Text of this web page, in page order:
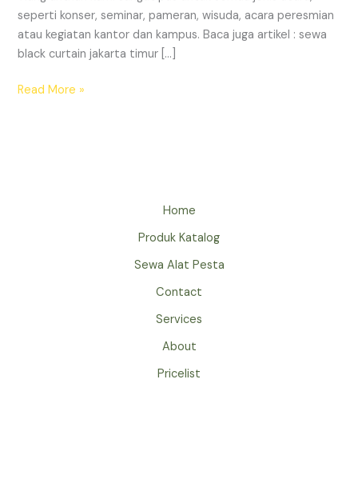
seperti konser, seminar, pameran, wisuda, acara peresmian
atau kegiatan kantor dan kampus. Baca juga artikel : sewa
black curtain jakarta timur […]
SEWA
Read More »
Home
Produk Katalog
Sewa Alat Pesta
Contact
Services
About
Pricelist